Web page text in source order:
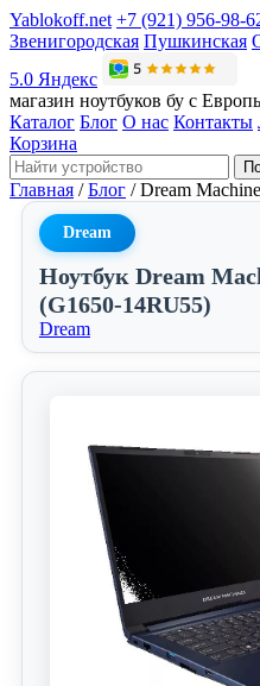
Yablokoff.net +7 (921) 956-98-
Звенигородская Пушкинская
5.0 Яндекс
магазин ноутбуков бу с
Каталог Блог О нас Контакты
Корзина
Главная / Блог / Dream
Dream
Ноутбук Dream
(G1650-14RU55)
Dream